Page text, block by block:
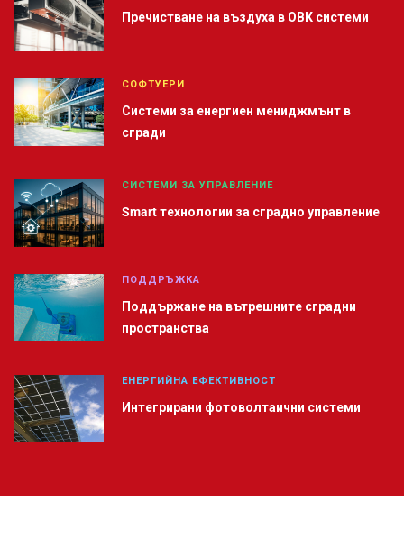
Пречистване на въздуха в ОВК системи
СОФТУЕРИ
Системи за енергиен мениджмънт в
сгради
СИСТЕМИ ЗА УПРАВЛЕНИЕ
Smart технологии за сградно управление
ПОДДРЪЖКА
Поддържане на вътрешните сградни
пространства
ЕНЕРГИЙНА ЕФЕКТИВНОСТ
Интегрирани фотоволтаични системи